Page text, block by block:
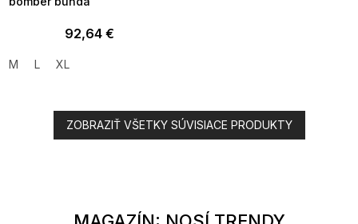
92,64 €
M L XL
ZOBRAZIŤ VŠETKY SÚVISIACE PRODUKTY